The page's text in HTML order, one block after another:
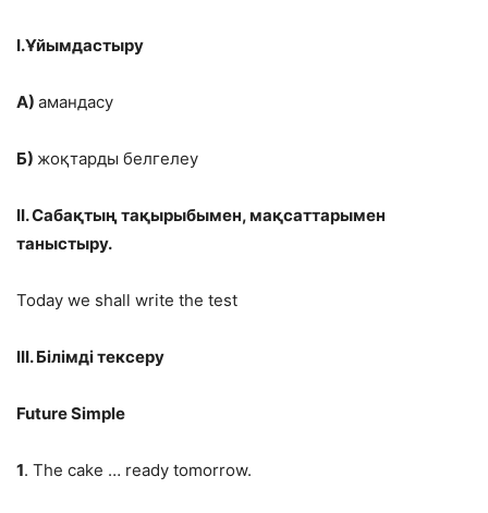
I.Ұйымдастыру
А) амандасу
Б) жоқтарды белгелеу
II. Сабақтың тақырыбымен, мақсаттарымен
таныстыру.
Today we shall write the test
III.Білімді тексеру
Future Simple
1. The cake … ready tomorrow.